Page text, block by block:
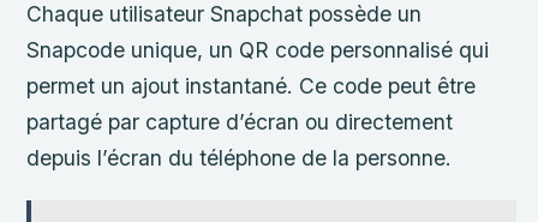
Chaque utilisateur Snapchat possède un
Snapcode unique, un QR code personnalisé qui
permet un ajout instantané. Ce code peut être
partagé par capture d’écran ou directement
depuis l’écran du téléphone de la personne.